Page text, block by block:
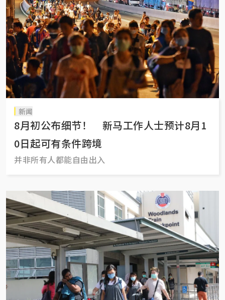
新闻
8月初公布细节！ 新马工作人士预计8月1
0日起可有条件跨境
并非所有人都能自由出入